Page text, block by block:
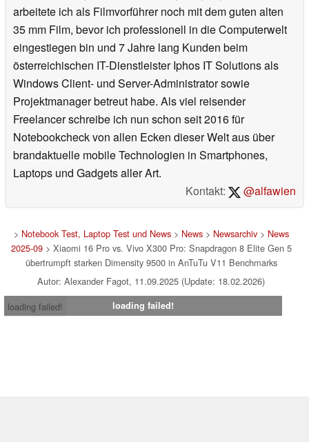
arbeitete ich als Filmvorführer noch mit dem guten alten
35 mm Film, bevor ich professionell in die Computerwelt
eingestiegen bin und 7 Jahre lang Kunden beim
österreichischen IT-Dienstleister Iphos IT Solutions als
Windows Client- und Server-Administrator sowie
Projektmanager betreut habe. Als viel reisender
Freelancer schreibe ich nun schon seit 2016 für
Notebookcheck von allen Ecken dieser Welt aus über
brandaktuelle mobile Technologien in Smartphones,
Laptops und Gadgets aller Art.
Kontakt:
@alfawien
> Notebook Test, Laptop Test und News> News> Newsarchiv> News
2025-09> Xiaomi 16 Pro vs. Vivo X300 Pro: Snapdragon 8 Elite Gen 5
übertrumpft starken Dimensity 9500 in AnTuTu V11 Benchmarks
Autor: Alexander Fagot, 11.09.2025 (Update: 18.02.2026)
loading failed!
loading failed!